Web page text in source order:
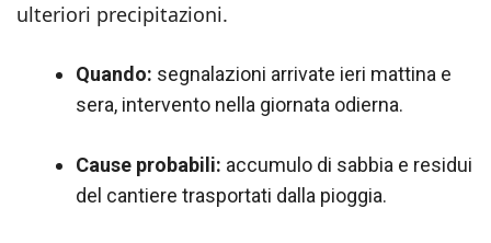
ulteriori precipitazioni.
Quando: segnalazioni arrivate ieri mattina e
sera, intervento nella giornata odierna.
Cause probabili: accumulo di sabbia e residui
del cantiere trasportati dalla pioggia.